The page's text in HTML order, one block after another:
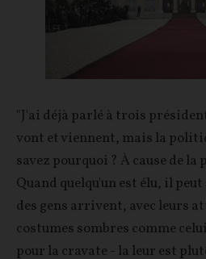
"J'ai déjà parlé à trois
vont et viennent, mais la
savez pourquoi ? À cause de
Quand quelqu'un est élu, il
des gens arrivent, avec leurs
costumes sombres comme
pour la cravate - la leur est